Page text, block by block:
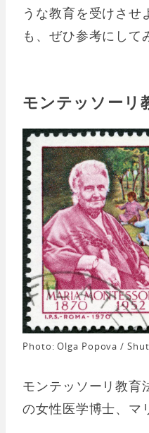
うな教育を受けさせ
も、ぜひ参考にして
モンテッソーリ
Photo: Olga Popova /
モンテッソーリ教育
の女性医学博士、マ